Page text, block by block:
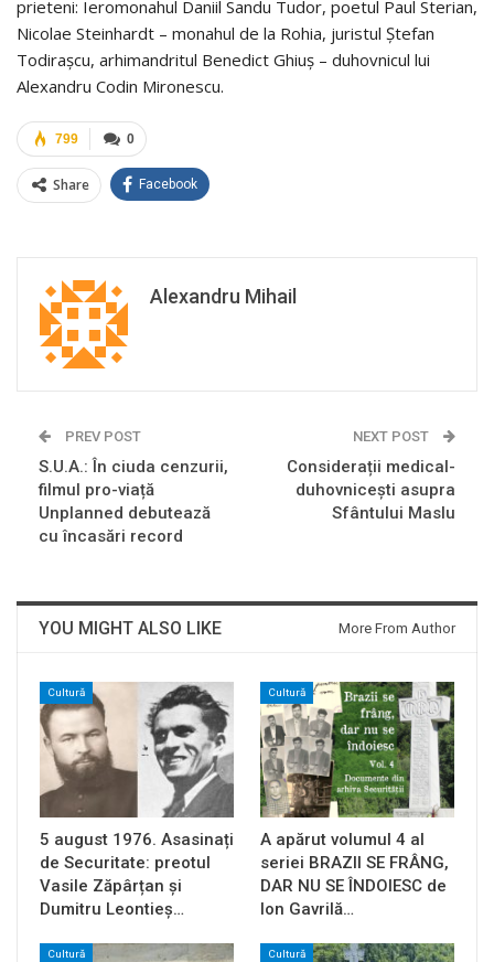
prieteni: Ieromonahul Daniil Sandu Tudor, poetul Paul Sterian,
Nicolae Steinhardt – monahul de la Rohia, juristul Ştefan
Todiraşcu, arhimandritul Benedict Ghiuş – duhovnicul lui
Alexandru Codin Mironescu.
0
799
Share Facebook
Alexandru Mihail
PREV POST
S.U.A.: În ciuda cenzurii,
filmul pro-viață
Unplanned debutează
cu încasări record
NEXT POST
Considerații medical-
duhovnicești asupra
Sfântului Maslu
YOU MIGHT ALSO LIKE More From Author
Cultură
5 august 1976. Asasinați
de Securitate: preotul
Vasile Zăpârțan și
Dumitru Leontieș…
Cultură
A apărut volumul 4 al
seriei BRAZII SE FRÂNG,
DAR NU SE ÎNDOIESC de
Ion Gavrilă…
Cultură Cultură